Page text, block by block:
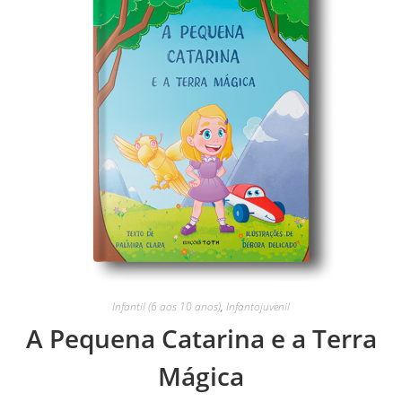
Infantil (6 aos 10 anos), Infantojuvenil
A Pequena Catarina e a Terra
Mágica